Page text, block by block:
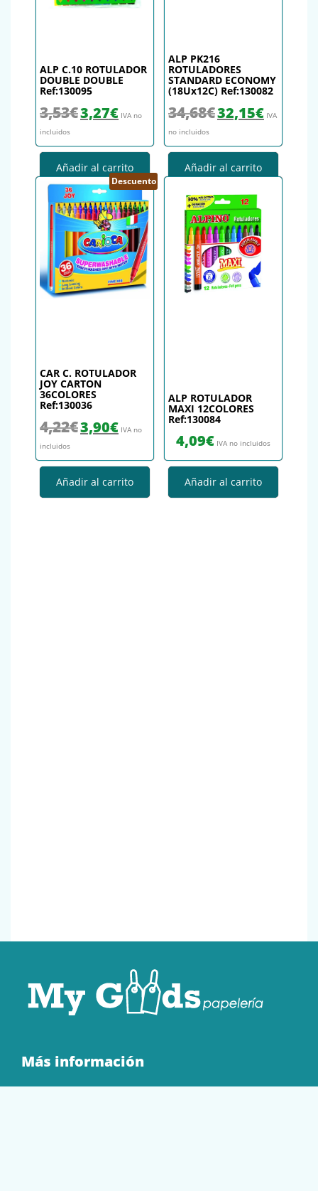
ALP C.10 ROTULADOR
DOUBLE DOUBLE
Ref:130095
3,53€ El precio original era: 3,53€.
3,27€El precio actual es: 3,27€.
IVA no
incluidos
Añadir al carrito
ALP PK216
ROTULADORES
STANDARD ECONOMY
(18Ux12C) Ref:130082
34,68€ El precio original era:
32,15€El precio
IVA
no incluidos
Añadir al carrito
Descuento
CAR C. ROTULADOR
JOY CARTON
36COLORES
Ref:130036
4,22€ El precio original era: 4,22€.
3,90€El precio actual es: 3,90€.
IVA no
incluidos
Añadir al carrito
ALP ROTULADOR
MAXI 12COLORES
Ref:130084
4,09€ IVA no incluidos
Añadir al carrito
Más información